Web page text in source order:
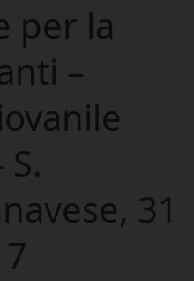
per la
–
31